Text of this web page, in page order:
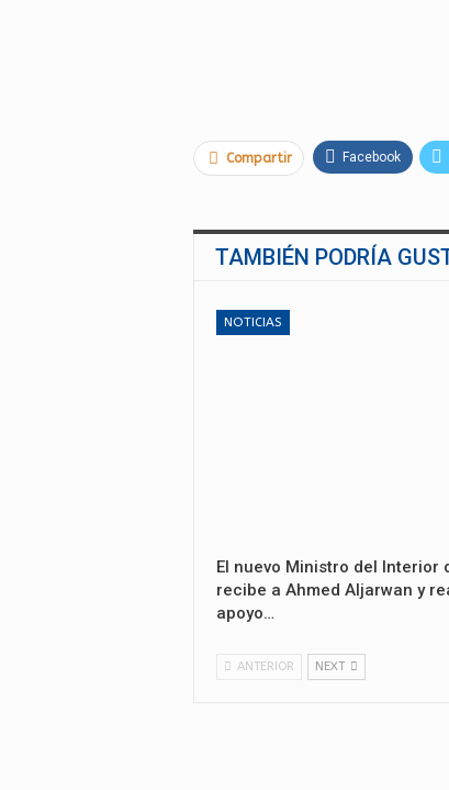
Compartir Facebook
TAMBIÉN PODRÍA
NOTICIAS
El nuevo Ministro del Interior
recibe a Ahmed Aljarwan y
apoyo…
ANTERIOR NEXT